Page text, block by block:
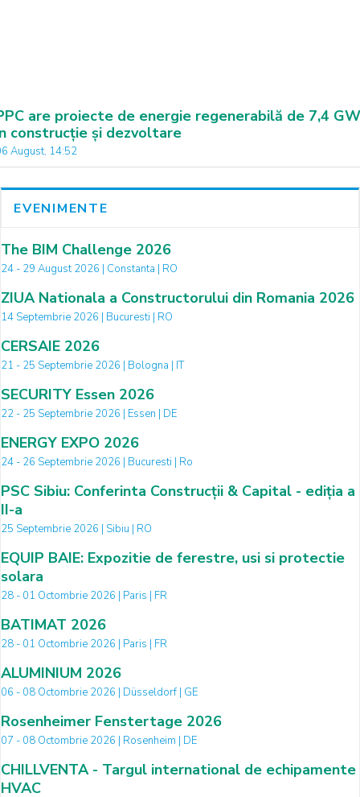
are proiecte de energie regenerabilă de 7,4 GW
construcție și dezvoltare
August, 14:52
EVENIMENTE
The BIM Challenge 2026
24 - 29 August 2026 | Constanta | RO
ZIUA Nationala a Constructorului din Romania 2026
14 Septembrie 2026 | Bucuresti | RO
CERSAIE 2026
21 - 25 Septembrie 2026 | Bologna | IT
SECURITY Essen 2026
22 - 25 Septembrie 2026 | Essen | DE
ENERGY EXPO 2026
24 - 26 Septembrie 2026 | Bucuresti | Ro
PSC Sibiu: Conferinta Construcții & Capital - ediția a
II-a
25 Septembrie 2026 | Sibiu | RO
EQUIP BAIE: Expozitie de ferestre, usi si protectie
solara
28 - 01 Octombrie 2026 | Paris | FR
BATIMAT 2026
28 - 01 Octombrie 2026 | Paris | FR
ALUMINIUM 2026
06 - 08 Octombrie 2026 | Düsseldorf | GE
Rosenheimer Fenstertage 2026
07 - 08 Octombrie 2026 | Rosenheim | DE
CHILLVENTA - Targul international de echipamente
HVAC